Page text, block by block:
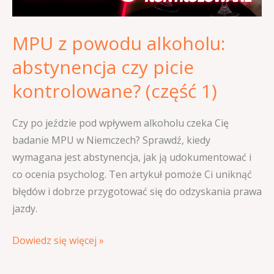
MPU z powodu alkoholu:
abstynencja czy picie
kontrolowane? (część 1)
Czy po jeździe pod wpływem alkoholu czeka Cię
badanie MPU w Niemczech? Sprawdź, kiedy
wymagana jest abstynencja, jak ją udokumentować i
co ocenia psycholog. Ten artykuł pomoże Ci uniknąć
błędów i dobrze przygotować się do odzyskania prawa
jazdy.
(część
1)
Dowiedz się więcej »